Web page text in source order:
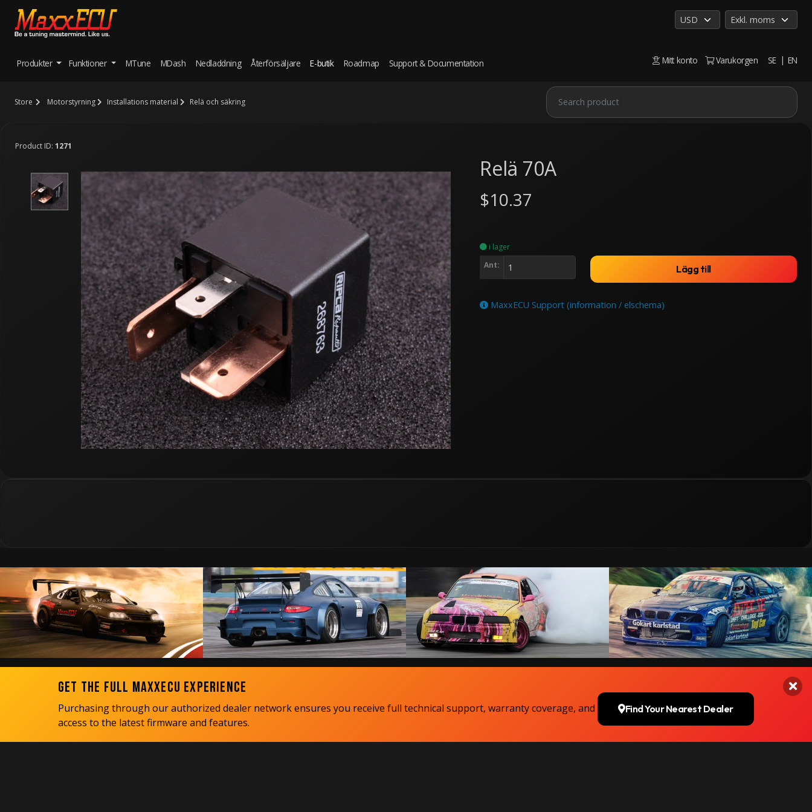
Produkter Funktioner MTune MDash Nedladdning Återförsäljare E-butik Roadmap Support & Documentation Mitt konto Varukorgen SE EN
Store Motorstyrning Installations material Relä och säkring
Product ID: 1271
Relä 70A
$10.37
i lager
Ant:
Lägg till
MaxxECU Support (information / elschema)
Copyright MaxxECU 2026 ©
Get the Full MaxxECU Experience
Purchasing through our authorized dealer network ensures you receive full technical support, warranty coverage, and
access to the latest firmware and features.
Find Your Nearest Dealer